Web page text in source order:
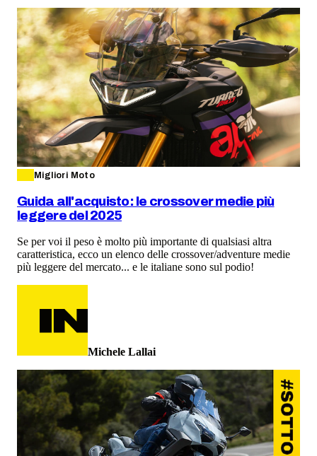
Migliori Moto
Guida all'acquisto: le crossover medie più
leggere del 2025
Se per voi il peso è molto più importante di qualsiasi altra
caratteristica, ecco un elenco delle crossover/adventure medie
più leggere del mercato... e le italiane sono sul podio!
Michele Lallai